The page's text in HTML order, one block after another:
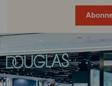
Gondola
academy
Gondola
society